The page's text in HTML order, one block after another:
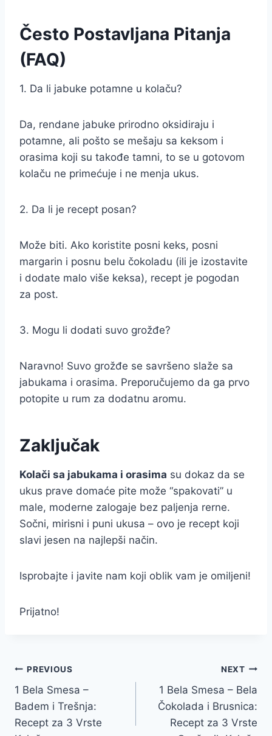
Često Postavljana Pitanja
(FAQ)
1. Da li jabuke potamne u kolaču?
Da, rendane jabuke prirodno oksidiraju i
potamne, ali pošto se mešaju sa keksom i
orasima koji su takođe tamni, to se u gotovom
kolaču ne primećuje i ne menja ukus.
2. Da li je recept posan?
Može biti. Ako koristite posni keks, posni
margarin i posnu belu čokoladu (ili je izostavite
i dodate malo više keksa), recept je pogodan
za post.
3. Mogu li dodati suvo grožđe?
Naravno! Suvo grožđe se savršeno slaže sa
jabukama i orasima. Preporučujemo da ga prvo
potopite u rum za dodatnu aromu.
Zaključak
Kolači sa jabukama i orasima su dokaz da se
ukus prave domaće pite može “spakovati” u
male, moderne zalogaje bez paljenja rerne.
Sočni, mirisni i puni ukusa – ovo je recept koji
slavi jesen na najlepši način.
Isprobajte i javite nam koji oblik vam je omiljeni!
Prijatno!
Post
navigation
PREVIOUS
1 Bela Smesa –
Badem i Trešnja:
Recept za 3 Vrste
NEXT
1 Bela Smesa – Bela
Čokolada i Brusnica:
Recept za 3 Vrste